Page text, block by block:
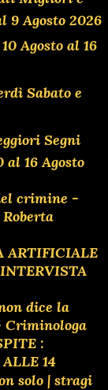
9 Agosto 2026
Agosto al 16
Sabato e
Segni
16 Agosto
crimine -
ARTIFICIALE
dice la
Criminologa
:
14
solo | stragi